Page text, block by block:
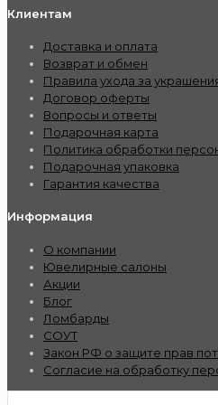
Клиентам
Доставка и оплата
Возврат и обмен
Правила ухода за
Договор оферты
Вопросы и ответы
Подарочная карта
Политика обработки
Подарочная упаковка
Гарантия качества
Информация
О компании
Ювелирные салоны
Акции
Блог
Ломбарды
СОУТ
Закон РФ о защите прав
Согласие на обработку